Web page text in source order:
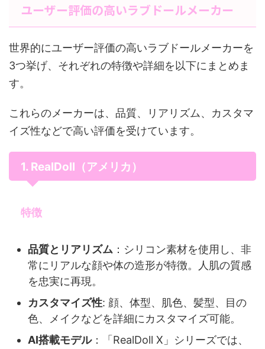
ユーザー評価の高いラブドールメーカー
世界的にユーザー評価の高いラブドールメーカーを
3つ挙げ、それぞれの特徴や詳細を以下にまとめま
す。
これらのメーカーは、品質、リアリズム、カスタマ
イズ性などで高い評価を受けています。
1. RealDoll（アメリカ）
特徴
品質とリアリズム ：シリコン素材を使用し、非
常にリアルな顔や体の造形が特徴。人肌の質感
を忠実に再現。
カスタマイズ性: 顔、体型、肌色、髪型、目の
色、メイクなどを詳細にカスタマイズ可能。
AI搭載モデル：「RealDoll X」シリーズでは、